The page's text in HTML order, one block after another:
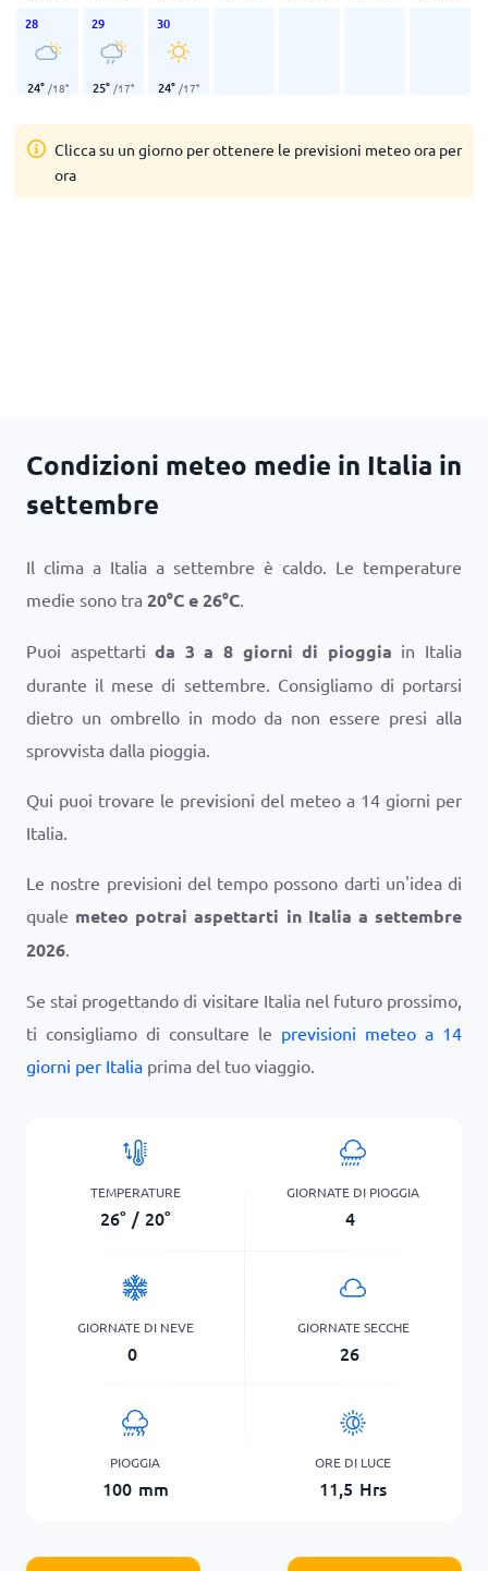
28
24° /18°
29
25° /17°
30
24° /17°
Clicca su un giorno per ottenere le previsioni meteo ora per
ora
Condizioni meteo medie in Italia in
settembre
Il clima a Italia a settembre è caldo. Le temperature
medie sono tra 20°Ce26°C.
Puoi aspettartida 3 a 8 giorni di pioggia in Italia
durante il mese di settembre. Consigliamo di portarsi
dietro un ombrello in modo da non essere presi alla
sprovvista dalla pioggia.
Qui puoi trovare le previsioni del meteo a 14 giorni per
Italia.
Le nostre previsioni del tempo possono darti un'idea di
quale meteo potrai aspettarti in Italia a settembre
2026.
Se stai progettando di visitare Italia nel futuro prossimo,
ti consigliamo di consultare le previsioni meteo a 14
giorni per Italia prima del tuo viaggio.
TEMPERATURE
26° / 20°
GIORNATE DI PIOGGIA
4
GIORNATE DI NEVE
0
GIORNATE SECCHE
26
PIOGGIA
100 mm
ORE DI LUCE
11,5 Hrs